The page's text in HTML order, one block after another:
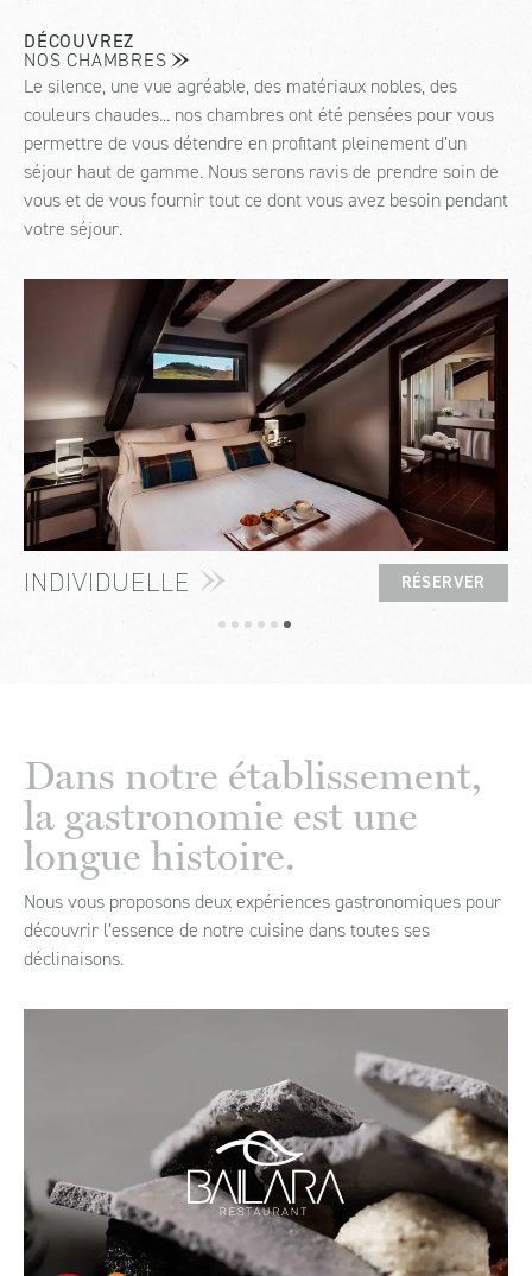
DÉCOUVREZ
NOS CHAMBRES
Le silence, une vue agréable, des matériaux nobles, des
couleurs chaudes... nos chambres ont été pensées pour vous
permettre de vous détendre en profitant pleinement d’un
séjour haut de gamme. Nous serons ravis de prendre soin de
vous et de vous fournir tout ce dont vous avez besoin pendant
votre séjour.
INDIVIDUELLE RÉSERVER
Dans notre établissement,
la gastronomie est une
longue histoire.
Nous vous proposons deux expériences gastronomiques pour
découvrir l’essence de notre cuisine dans toutes ses
déclinaisons.